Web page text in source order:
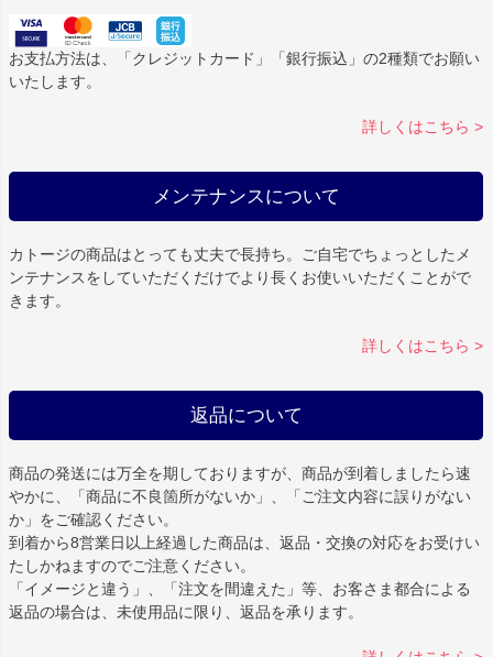
お支払方法は、「クレジットカード」「銀行振込」の2種類でお願い
いたします。
詳しくはこちら >
メンテナンスについて
カトージの商品はとっても丈夫で長持ち。ご自宅でちょっとしたメ
ンテナンスをしていただくだけでより長くお使いいただくことがで
きます。
詳しくはこちら >
返品について
商品の発送には万全を期しておりますが、商品が到着しましたら速
やかに、「商品に不良箇所がないか」、「ご注文内容に誤りがない
か」をご確認ください。
到着から8営業日以上経過した商品は、返品・交換の対応をお受けい
たしかねますのでご注意ください。
「イメージと違う」、「注文を間違えた」等、お客さま都合による
返品の場合は、未使用品に限り、返品を承ります。